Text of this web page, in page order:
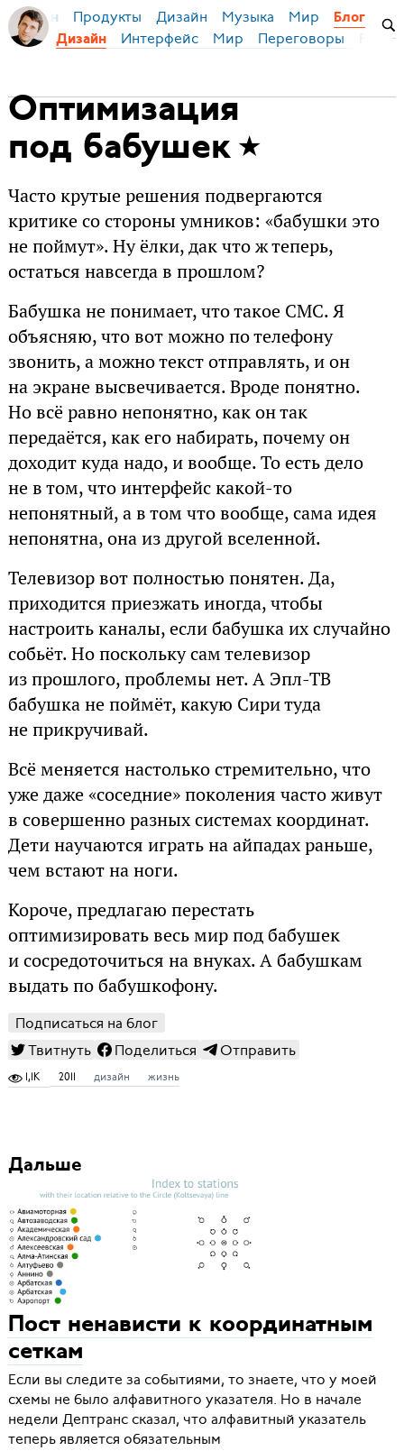
Бирман Продукты Дизайн Музыка Мир
Блог
Дизайн
Интерфейс Мир Переговоры
Оптимизация
под бабушек
Часто крутые решения подвергаются
критике со стороны умников: «бабушки это
не поймут». Ну ёлки, дак что ж теперь,
остаться навсегда в прошлом?
Бабушка не понимает, что такое СМС. Я
объясняю, что вот можно по телефону
звонить, а можно текст отправлять, и он
на экране высвечивается. Вроде понятно.
Но всё равно непонятно, как он так
передаётся, как его набирать, почему он
доходит куда надо, и вообще. То есть дело
не в том, что интерфейс какой-то
непонятный, а в том что вообще, сама идея
непонятна, она из другой вселенной.
Телевизор вот полностью понятен. Да,
приходится приезжать иногда, чтобы
настроить каналы, если бабушка их случайно
собьёт. Но поскольку сам телевизор
из прошлого, проблемы нет. А Эпл-ТВ
бабушка не поймёт, какую Сири туда
не прикручивай.
Всё меняется настолько стремительно, что
уже даже «соседние» поколения часто живут
в совершенно разных системах координат.
Дети научаются играть на айпадах раньше,
чем встают на ноги.
Короче, предлагаю перестать
оптимизировать весь мир под бабушек
и сосредоточиться на внуках. А бабушкам
выдать по бабушкофону.
Подписаться на блог
Твитнуть
Поделиться Отправить
1,1K 2011 дизайн жизнь
Дальше
Пост ненависти к координатным
сеткам
Если вы следите за событиями, то знаете, что у моей
схемы не было алфавитного указателя. Но в начале
недели Дептранс сказал, что алфавитный указатель
теперь является обязательным